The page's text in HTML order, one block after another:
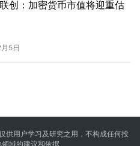
创：加密货币市值将迎重估
5日
供用户学习及研究之用，不构成任何投
域的建议和依据